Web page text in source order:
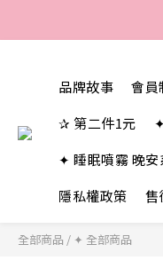
品牌故事 會員
✰ 第二件1元
✦ 睡眠噴霧 晚
隱私權政策
售
全部商品 / ✦ 全部商品